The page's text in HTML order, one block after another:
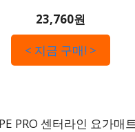
23,760원
< 지금 구매! >
PRO 센터라인 요가매